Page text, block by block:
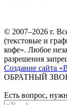
© 2007–2026 г.
(текстовые и
кофе». Любое
разрешения
Создание сайта
ОБРАТНЫЙ
Есть вопрос,